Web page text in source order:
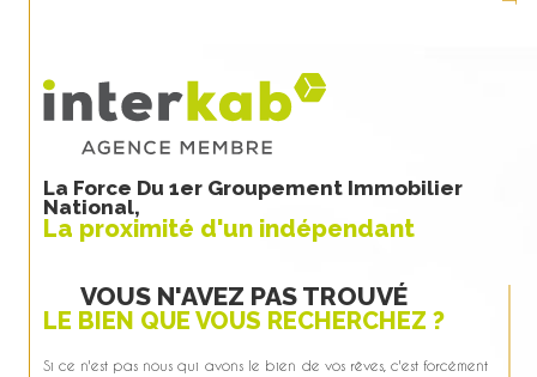
La Force Du 1er Groupement Immobilier
National,
La proximité d'un indépendant
VOUS N'AVEZ PAS TROUVÉ
LE BIEN QUE VOUS RECHERCHEZ ?
Si ce n'est pas nous qui avons le bien de vos rêves, c'est forcément